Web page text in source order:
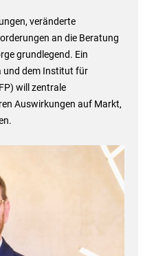
veränderte
an die Beratung
grundlegend. Ein
und dem Institut für
will zentrale
Auswirkungen auf Markt,